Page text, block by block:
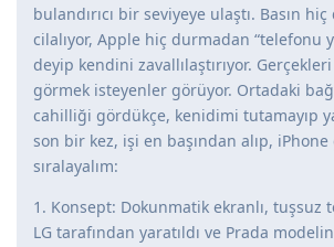
bulandırıcı bir seviyeye ulaştı. Basın
cilalıyor, Apple hiç durmadan “telefonu
deyip kendini zavallılaştırıyor.
görmek isteyenler görüyor. Ortadaki
cahilliği gördükçe, kenidimi tutamayıp
son bir kez, işi en başından alıp,
sıralayalım:
1. Konsept: Dokunmatik ekranlı, tuşsuz
LG tarafından yaratıldı ve Prada